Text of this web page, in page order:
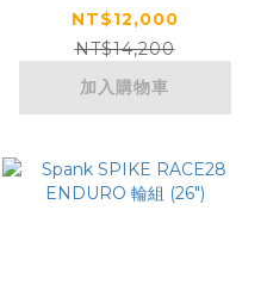
NT$12,000
NT$14,200
加入購物車